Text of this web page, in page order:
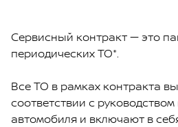
Сервисный контракт — это
периодических ТО*.
Все ТО в рамках контракта
соответствии с
автомобиля и включают в